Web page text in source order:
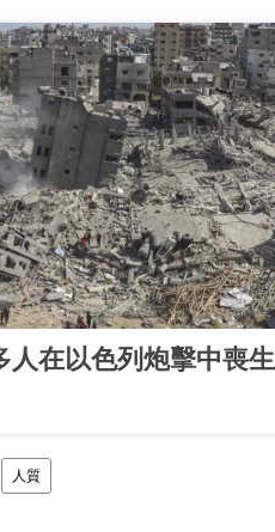
在以色列炮擊中喪生
人質